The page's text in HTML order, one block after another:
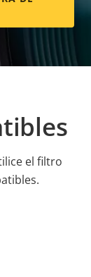
el filtro